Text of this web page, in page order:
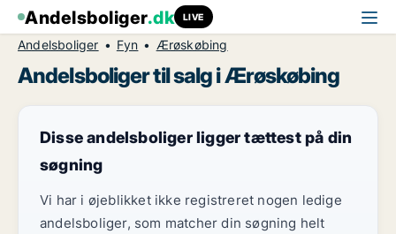
Andelsboliger.dk LIVE
Andelsboliger Fyn Ærøskøbing
Andelsboliger til salg i Ærøskøbing
Disse andelsboliger ligger tættest på din
søgning
Vi har i øjeblikket ikke registreret nogen ledige
andelsboliger, som matcher din søgning helt